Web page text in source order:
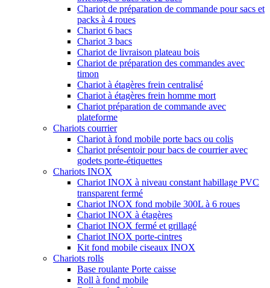
Chariot de préparation de commande pour sacs et
packs à 4 roues
Chariot 6 bacs
Chariot 3 bacs
Chariot de livraison plateau bois
Chariot de préparation des commandes avec
timon
Chariot à étagères frein centralisé
Chariot à étagères frein homme mort
Chariot préparation de commande avec
plateforme
Chariots courrier
Chariot à fond mobile porte bacs ou colis
Chariot présentoir pour bacs de courrier avec
godets porte-étiquettes
Chariots INOX
Chariot INOX à niveau constant habillage PVC
transparent fermé
Chariot INOX fond mobile 300L à 6 roues
Chariot INOX à étagères
Chariot INOX fermé et grillagé
Chariot INOX porte-cintres
Kit fond mobile ciseaux INOX
Chariots rolls
Base roulante Porte caisse
Roll à fond mobile